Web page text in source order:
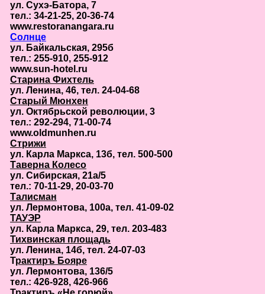
ул. Сухэ-Батора, 7
тел.: 34-21-25, 20-36-74
www.restoranangara.ru
Солнце
ул. Байкальская, 295б
тел.: 255-910, 255-912
www.sun-hotel.ru
Старина Фихтель
ул. Ленина, 46, тел. 24-04-68
Старый Мюнхен
ул. Октябрьcкой революции, 3
тел.: 292-294, 71-00-74
www.oldmunhen.ru
Стрижи
ул. Карла Маркса, 13б, тел. 500-500
Таверна Колесо
ул. Сибирская, 21а/5
тел.: 70-11-29, 20-03-70
Талисман
ул. Лермонтова, 100а, тел. 41-09-02
ТАУЭР
ул. Карла Маркса, 29, тел. 203-483
Тихвинская площадь
ул. Ленина, 14б, тел. 24-07-03
Трактиръ Бояре
ул. Лермонтова, 136/5
тел.: 426-928, 426-966